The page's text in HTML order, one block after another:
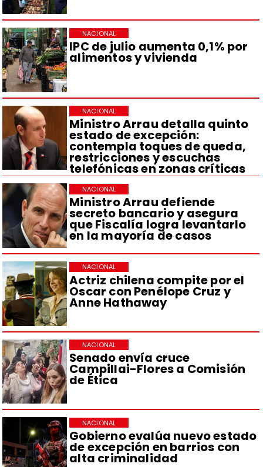
IPC de julio aumenta 0,1% por
alimentos y vivienda
NACIONAL
Ministro Arrau detalla quinto
estado de excepción:
contempla toques de queda,
restricciones y escuchas
telefónicas en zonas críticas
NACIONAL
Ministro Arrau defiende
secreto bancario y asegura
que Fiscalía logra levantarlo
en la mayoría de casos
NACIONAL
Actriz chilena compite por el
Oscar con Penélope Cruz y
Anne Hathaway
NACIONAL
Senado envía cruce
Campillai-Flores a Comisión
de Ética
NACIONAL
Gobierno evalúa nuevo estado
de excepción en barrios con
alta criminalidad
NACIONAL